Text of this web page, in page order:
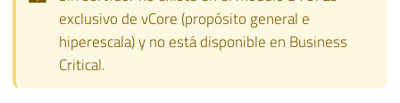
exclusivo de vCore (propósito general e
hiperescala) y no está disponible en Business
Critical.